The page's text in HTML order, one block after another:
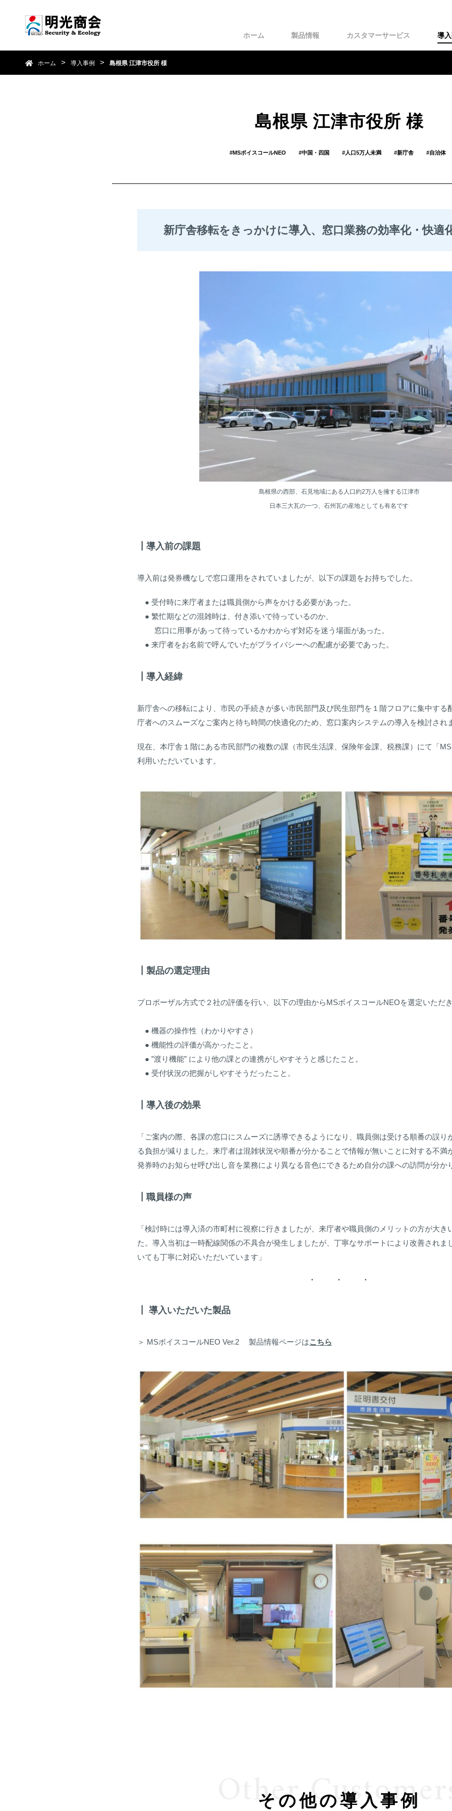
ホーム 製品情報 カスタマーサービス 導
ホーム 導入事例 島根県 江津市役所 様
島根県 江津市役所 様
MSボイスコールNEO 中国・四国 人口5万人未満 新庁舎 自治体
新庁舎移転をきっかけに導入、窓口業務の効率化・快適
島根県の西部、石見地域にある人口約2万人を擁する江津市
日本三大瓦の一つ、石州瓦の産地としても有名です
┃導入前の課題
導入前は発券機なしで窓口運用をされていましたが、以下の課題をお持ちでした。
● 受付時に来庁者または職員側から声をかける必要があった。
● 繁忙期などの混雑時は、付き添いで待っているのか、
窓口に用事があって待っているかわからず対応を迷う場面があった。
● 来庁者をお名前で呼んでいたがプライバシーへの配慮が必要であった。
┃導入経緯
新庁舎への移転により、市民の手続きが多い市民部門及び民生部門を１階フロアに集中する
庁者へのスムーズなご案内と待ち時間の快適化のため、窓口案内システムの導入を検討され
現在、本庁舎１階にある市民部門の複数の課（市民生活課、保険年金課、税務課）にて「
利用いただいています。
┃製品の選定理由
プロポーザル方式で２社の評価を行い、以下の理由からMSボイスコールNEOを選定いただ
● 機器の操作性（わかりやすさ）
● 機能性の評価が高かったこと。
● ”渡り機能” により他の課との連携がしやすそうと感じたこと。
● 受付状況の把握がしやすそうだったこと。
┃導入後の効果
「ご案内の際、各課の窓口にスムーズに誘導できるようになり、職員側は受ける順番の誤り
る負担が減りました。来庁者は混雑状況や順番が分かることで情報が無いことに対する不満
発券時のお知らせ呼び出し音を業務により異なる音色にできるため自分の課への訪問が分か
┃職員様の声
「検討時には導入済の市町村に視察に行きましたが、来庁者や職員側のメリットの方が大き
た。導入当初は一時配線関係の不具合が発生しましたが、丁寧なサポートにより改善されま
いても丁寧に対応いただいています」
┃ 導入いただいた製品
＞ MSボイスコールNEO Ver.2 製品情報ページはこちら
その他の導入事例
Other